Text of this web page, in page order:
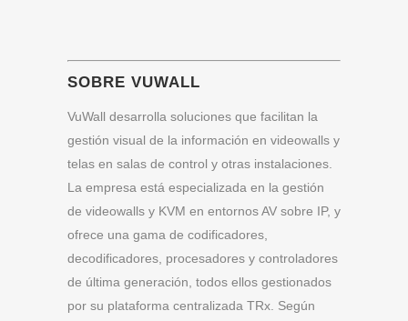
SOBRE VUWALL
VuWall desarrolla soluciones que facilitan la
gestión visual de la información en videowalls y
telas en salas de control y otras instalaciones.
La empresa está especializada en la gestión
de videowalls y KVM en entornos AV sobre IP, y
ofrece una gama de codificadores,
decodificadores, procesadores y controladores
de última generación, todos ellos gestionados
por su plataforma centralizada TRx. Según